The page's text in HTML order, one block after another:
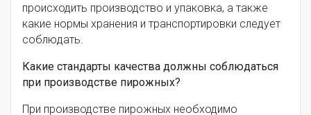
происходить производство и упаковка, а также
какие нормы хранения и транспортировки следует
соблюдать.
Какие стандарты качества должны соблюдаться
при производстве пирожных?
При производстве пирожных необходимо